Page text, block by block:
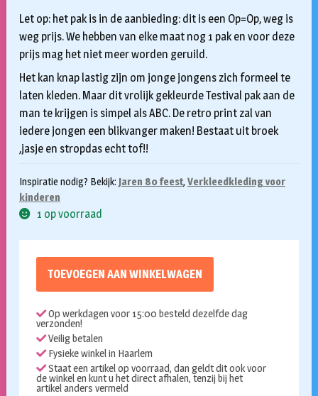
prijs
was:
€54,50.
prijs
is:
€20,00.
Let op: het pak is in de aanbieding: dit is een Op=Op, weg is
weg prijs. We hebben van elke maat nog 1 pak en voor deze
prijs mag het niet meer worden geruild.
Het kan knap lastig zijn om jonge jongens zich formeel te
laten kleden. Maar dit vrolijk gekleurde Testival pak aan de
man te krijgen is simpel als ABC. De retro print zal van
iedere jongen een blikvanger maken! Bestaat uit broek
,jasje en stropdas echt tof!!
Inspiratie nodig? Bekijk: Jaren 80 feest, Verkleedkleding voor
kinderen
1 op voorraad
TOEVOEGEN AAN WINKELWAGEN
Op werkdagen voor 15:00 besteld dezelfde dag
verzonden!
Veilig betalen
Fysieke winkel in Haarlem
Staat een artikel op voorraad, dan geldt dit ook voor
de winkel en kunt u het direct afhalen, tenzij bij het
artikel anders vermeld